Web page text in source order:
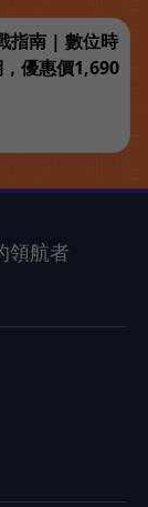
指南 | 數位時
優惠價1,690
領航者